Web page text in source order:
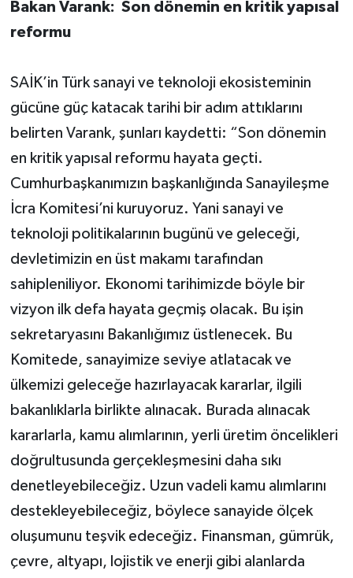
Bakan Varank: Son dönemin en kritik yapısal
reformu
SAİK’in Türk sanayi ve teknoloji ekosisteminin
gücüne güç katacak tarihi bir adım attıklarını
belirten Varank, şunları kaydetti: “Son dönemin
en kritik yapısal reformu hayata geçti.
Cumhurbaşkanımızın başkanlığında Sanayileşme
İcra Komitesi’ni kuruyoruz. Yani sanayi ve
teknoloji politikalarının bugünü ve geleceği,
devletimizin en üst makamı tarafından
sahipleniliyor. Ekonomi tarihimizde böyle bir
vizyon ilk defa hayata geçmiş olacak. Bu işin
sekretaryasını Bakanlığımız üstlenecek. Bu
Komitede, sanayimize seviye atlatacak ve
ülkemizi geleceğe hazırlayacak kararlar, ilgili
bakanlıklarla birlikte alınacak. Burada alınacak
kararlarla, kamu alımlarının, yerli üretim öncelikleri
doğrultusunda gerçekleşmesini daha sıkı
denetleyebileceğiz. Uzun vadeli kamu alımlarını
destekleyebileceğiz, böylece sanayide ölçek
oluşumunu teşvik edeceğiz. Finansman, gümrük,
çevre, altyapı, lojistik ve enerji gibi alanlarda